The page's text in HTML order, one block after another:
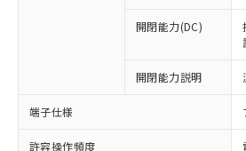
開閉能力(DC)
開閉能力説明
端子仕様
許容操作頻度ご利用条件
※1 対応状況
対応済み：EU RoHS指令
非含有に対応した製品が提
対応予定：EU RoHS指令（
有に対応した製品に切り替